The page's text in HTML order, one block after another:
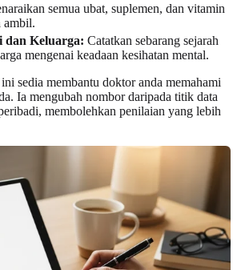
semua ubat, suplemen, dan vitamin
ambil.
dan Keluarga: Catatkan sebarang sejarah
mengenai keadaan kesihatan mental.
sedia membantu doktor anda memahami
Ia mengubah nombor daripada titik data
membolehkan penilaian yang lebih